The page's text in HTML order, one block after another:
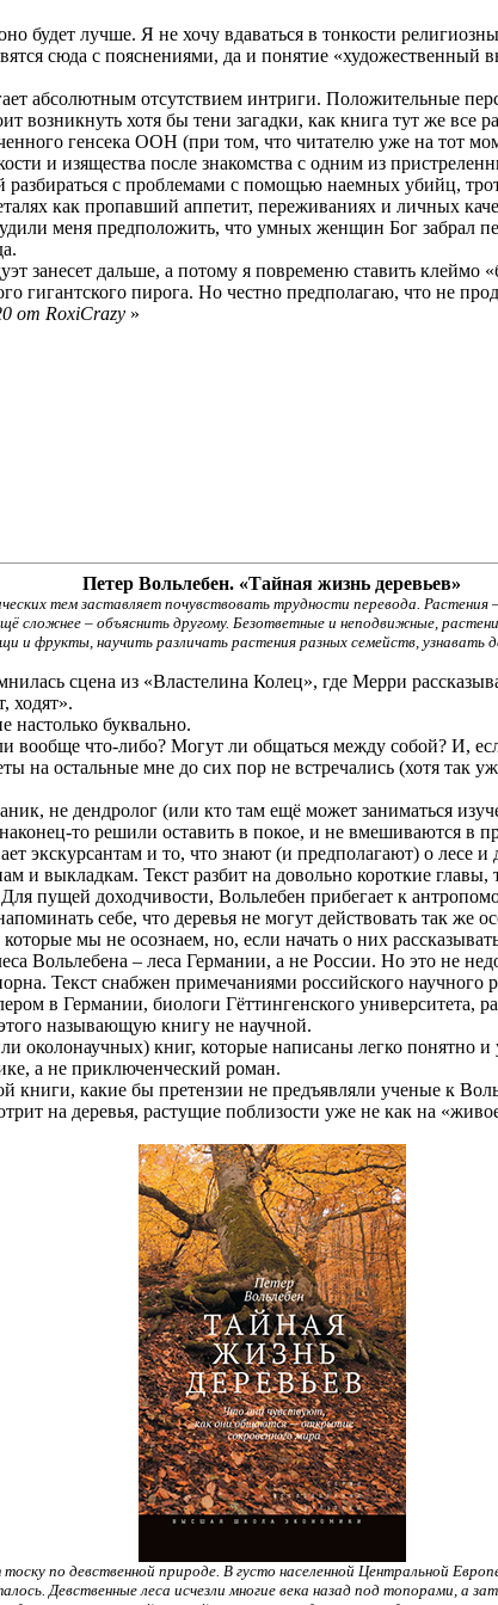
будет лучше. Я не хочу вдаваться в тонкости
сюда с пояснениями, да и понятие
абсолютным отсутствием интриги. Положительные
возникнуть хотя бы тени загадки, как книга тут же все
генсека ООН (при том, что читателю уже на тот
и изящества после знакомства с одним из
с проблемами с помощью наемных убийц,
как пропавший аппетит, переживаниях и личных
меня предположить, что умных женщин Бог забрал
занесет дальше, а потому я повременю ставить клеймо
гигантского пирога. Но честно предполагаю, что не
от RoxiCrazy »
Петер Вольлебен. «Тайная жизнь деревьев»
тем заставляет почувствовать трудности перевода.
сложнее – объяснить другому. Безответные и неподвижные,
и фрукты, научить различать растения разных семейств, узнавать
сцена из «Властелина Колец», где Мерри
ходят».
настолько буквально.
вообще что-либо? Могут ли общаться между собой? И,
на остальные мне до сих пор не встречались (хотя так
не дендролог (или кто там ещё может заниматься
то решили оставить в покое, и не вмешиваются
экскурсантам и то, что знают (и предполагают) о лесе
и выкладкам. Текст разбит на довольно короткие
пущей доходчивости, Вольлебен прибегает к
себе, что деревья не могут действовать так же
мы не осознаем, но, если начать о них
Вольлебена – леса Германии, а не России. Но это не
Текст снабжен примечаниями российского научного
в Германии, биологи Гёттингенского
называющую книгу не научной.
околонаучных) книг, которые написаны легко понятно
а не приключенческий роман.
книги, какие бы претензии не предъявляли ученые к
на деревья, растущие поблизости уже не как на
по девственной природе. В густо населенной Центральной
Девственные леса исчезли многие века назад под топорами, а